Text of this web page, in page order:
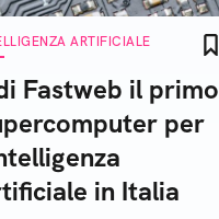
ARTIFICIALE
Fastweb il primo
per
in Italia